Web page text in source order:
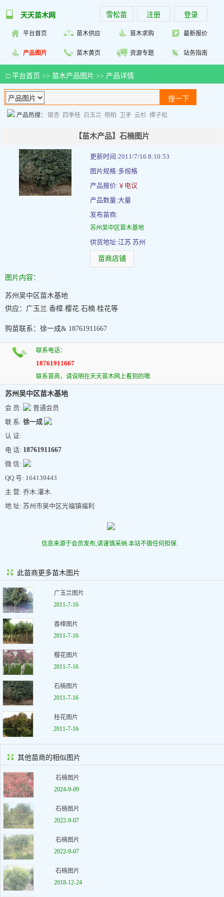
天天苗木网 雪松苗 注册 登录
平台首页 苗木供应 苗木求购 最新报价
产品图片 苗木黄页 资源专题 站务指南
□ 平台首页 >> 苗木产品图片 >> 产品详情
产品热搜： 银杏 四季桂 白玉兰 侧柏 卫矛 云杉 樟子松
【苗木产品】石楠图片
更新时间:2011/7/16 8:10:53
图片规格:多规格
产品报价: ￥电议
产品数量:大量
发布苗商:
苏州吴中区苗木基地
供货地址:江苏 苏州
苗商店铺
图片内容：
苏州吴中区苗木基地
供应：广玉兰.香樟.樱花.石楠.桂花等
购苗联系：徐一成& 18761911667
联系电话：
18761911667
联系苗商，请说明在天天苗木网上看到的噢.
苏州吴中区苗木基地
会 员:
普通会员
联 系: 徐一成
认 证:
电 话: 18761911667
微 信:
QQ 号: 164139443
主 营: 乔木.灌木.
地 址: 苏州市吴中区光福镇福利
信息来源于会员发布,请谨慎采纳.本站不做任何担保.
此苗商更多苗木图片
广玉兰图片
2011-7-16
香樟图片
2011-7-16
樱花图片
2011-7-16
石楠图片
2011-7-16
桂花图片
2011-7-16
其他苗商的相似图片
石楠图片
2024-9-09
石楠图片
2022-9-07
石楠图片
2022-9-07
石楠图片
2018-12-24